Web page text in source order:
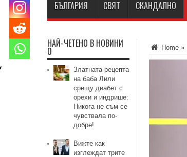
БЪЛГАРИЯ СВЯТ СКАНДАЛНО
Home »
НАЙ-ЧЕТЕНО В НОВИНИ
0
Златната рецепта
на баба Лили
срещу диабет с
орехи и индрише:
Никога не съм се
чувствала по-
добре!
Вижте как
изглеждат трите